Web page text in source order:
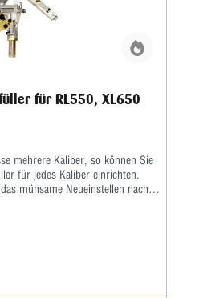
für RL550, XL650
mehrere Kaliber, so können Sie
für jedes Kaliber einrichten.
mühsame Neueinstellen nach